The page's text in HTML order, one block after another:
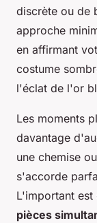
discrète ou de
approche
en affirmant
costume
l'éclat de l'or
Les moments
davantage
une chemise
s'accorde
L'important
pièces